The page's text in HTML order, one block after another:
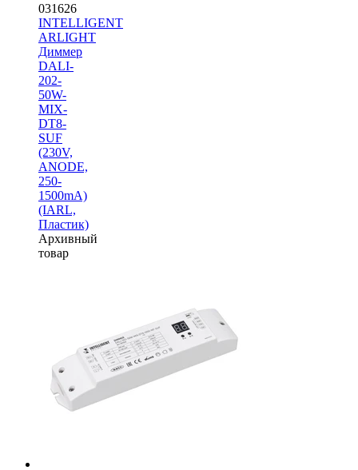
031626
INTELLIGENT
ARLIGHT
Диммер
DALI-
202-
50W-
MIX-
DT8-
SUF
(230V,
ANODE,
250-
1500mА)
(IARL,
Пластик)
Архивный
товар